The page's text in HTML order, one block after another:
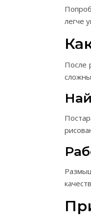
легче
После